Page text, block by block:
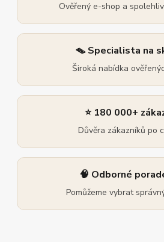
Ověřený e-shop a
🪤 Specialista na
Široká nabídka
⭐ 180 000+
Důvěra zákazníků po
🧠 Odborné
Pomůžeme vybrat